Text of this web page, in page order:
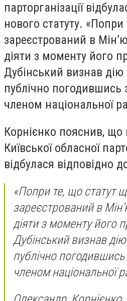
парторганізації
нового статуту.
зареєстрований в
діяти з моменту його
Дубінський визнав дію
публічно погодившись
членом національної
Корнієнко пояснив, що
Київської обласної
відбулася відповідно
«Попри те, що статут
зареєстрований в
діяти з моменту його
Дубінський визнав
публічно
членом національної